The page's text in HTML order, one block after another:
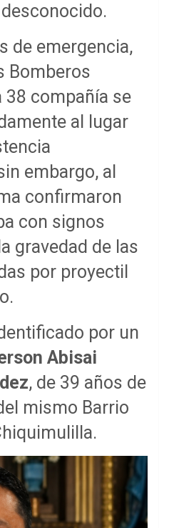
de emergencia,
Bomberos
38 compañía se
al lugar
embargo, al
confirmaron
con signos
gravedad de las
por proyectil
por un
Abisai
, de 39 años de
mismo Barrio